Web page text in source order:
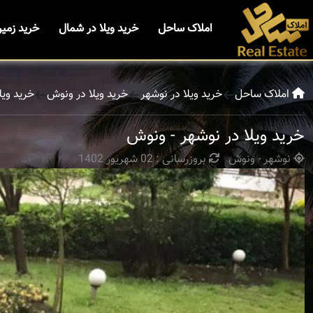
املاک ساحل خرید ویلا در شمال خرید
املاک ساحل خرید ویلا در نوشهر خرید ویلا در ونوش خرید
خرید ویلا در نوشهر - ونوش
نوشهر - ونوش بروزرسانی : 02 شهریور 1402